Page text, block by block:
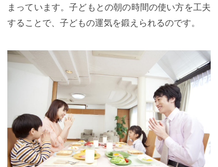
まっています。子どもとの朝の時間の使い方を工夫
することで、子どもの運気を鍛えられるのです。